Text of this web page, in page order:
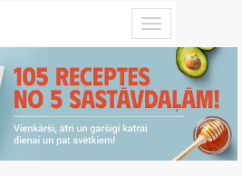
Toggle
navigation